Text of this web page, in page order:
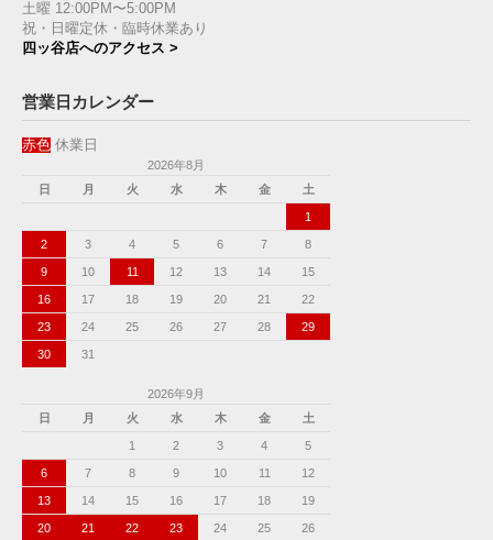
土曜 12:00PM〜5:00PM
祝・日曜定休・臨時休業あり
四ッ谷店へのアクセス >
営業日カレンダー
赤色 休業日
2026年8月
日
月 火 水 木 金 土
1
2 3 4 5 6 7 8
9 10 11 12 13 14 15
16 17 18 19 20 21 22
23 24 25 26 27 28 29
30 31
2026年9月
日
月 火 水 木 金 土
1 2 3 4 5
6 7 8 9 10 11 12
13 14 15 16 17 18 19
20 21 22 23 24 25 26